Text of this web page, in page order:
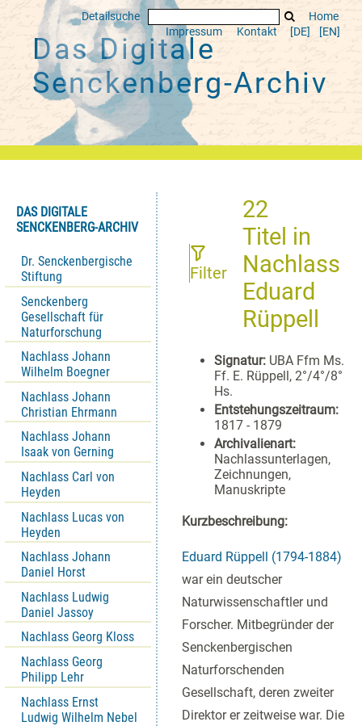
Detailsuche
Home
Impressum
Kontakt [DE] [EN]
Das Digitale
Senckenberg-Archiv
DAS DIGITALE
SENCKENBERG-ARCHIV
Dr. Senckenbergische
Stiftung
Senckenberg
Gesellschaft für
Naturforschung
Nachlass Johann
Wilhelm Boegner
Nachlass Johann
Christian Ehrmann
Nachlass Johann
Isaak von Gerning
Nachlass Carl von
Heyden
Nachlass Lucas von
Heyden
Nachlass Johann
Daniel Horst
Nachlass Ludwig
Daniel Jassoy
Nachlass Georg Kloss
Nachlass Georg
Philipp Lehr
Nachlass Ernst
Ludwig Wilhelm Nebel
Filter
22
Titel in
Nachlass
Eduard
Rüppell
Signatur: UBA Ffm Ms.
Ff. E. Rüppell, 2°/4°/8°
Hs.
Entstehungszeitraum:
1817 - 1879
Archivalienart:
Nachlassunterlagen,
Zeichnungen,
Manuskripte
Kurzbeschreibung:
Eduard Rüppell (1794-1884)
war ein deutscher
Naturwissenschaftler und
Forscher. Mitbegründer der
Senckenbergischen
Naturforschenden
Gesellschaft, deren zweiter
Direktor er zeitweise war. Die